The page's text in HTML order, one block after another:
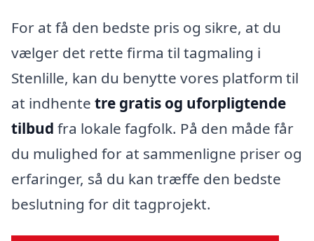
For at få den bedste pris og sikre, at du
vælger det rette firma til tagmaling i
Stenlille, kan du benytte vores platform til
at indhente tre gratis og uforpligtende
tilbud fra lokale fagfolk. På den måde får
du mulighed for at sammenligne priser og
erfaringer, så du kan træffe den bedste
beslutning for dit tagprojekt.